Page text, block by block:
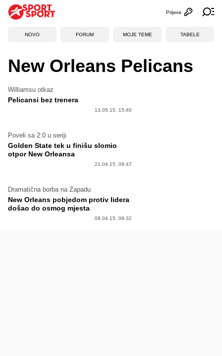
Otvori
Prijava
NOVO FORUM MOJE TEME TABELE
New Orleans Pelicans
Williamsu otkaz
Pelicansi bez trenera
13.05.15. 15:40
Poveli sa 2:0 u seriji
Golden State tek u finišu slomio
otpor New Orleansa
21.04.15. 08:47
Dramatična borba na Zapadu
New Orleans pobjedom protiv lidera
došao do osmog mjesta
08.04.15. 09:32